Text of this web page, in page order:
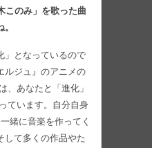
このみ」を歌った曲
」となっているので
ルジュ』のアニメの
、あなたと「進化」
ています。自分自身
緒に音楽を作ってく
して多くの作品やた